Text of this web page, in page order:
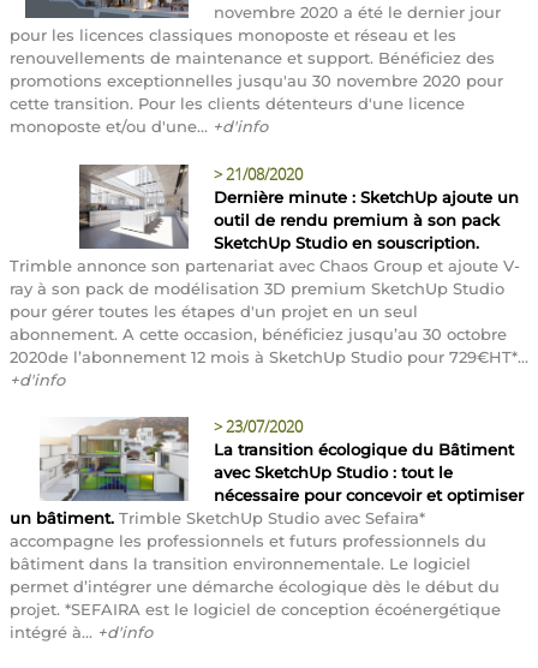
novembre 2020 a été le dernier jour
pour les licences classiques monoposte et réseau et les
renouvellements de maintenance et support. Bénéficiez des
promotions exceptionnelles jusqu'au 30 novembre 2020 pour
cette transition. Pour les clients détenteurs d'une licence
monoposte et/ou d'une... +d'info
>21/08/2020
Dernière minute : SketchUp ajoute un
outil de rendu premium à son pack
SketchUp Studio en souscription.
Trimble annonce son partenariat avec Chaos Group et ajoute V-
ray à son pack de modélisation 3D premium SketchUp Studio
pour gérer toutes les étapes d'un projet en un seul
abonnement. A cette occasion, bénéficiez jusqu’au 30 octobre
2020de l’abonnement 12 mois à SketchUp Studio pour 729€HT*...
+d'info
>23/07/2020
La transition écologique du Bâtiment
avec SketchUp Studio : tout le
nécessaire pour concevoir et optimiser
un bâtiment. Trimble SketchUp Studio avec Sefaira*
accompagne les professionnels et futurs professionnels du
bâtiment dans la transition environnementale. Le logiciel
permet d’intégrer une démarche écologique dès le début du
projet. *SEFAIRA est le logiciel de conception écoénergétique
intégré à... +d'info